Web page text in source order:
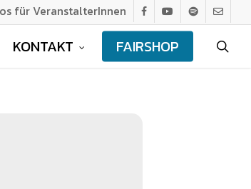
facebook
youtubespotifyemail
für VeranstalterInnen
KONTAKT FAIRSHOP